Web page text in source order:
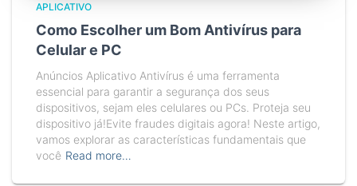
APLICATIVO
Como Escolher um Bom Antivírus para
Celular e PC
Anúncios Aplicativo Antivírus é uma ferramenta
essencial para garantir a segurança dos seus
dispositivos, sejam eles celulares ou PCs. Proteja seu
dispositivo já!Evite fraudes digitais agora! Neste artigo,
vamos explorar as características fundamentais que
você Read more…